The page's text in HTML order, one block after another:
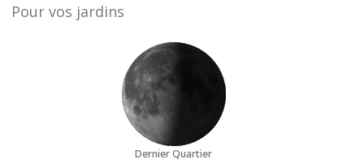
Pour vos jardins
Dernier Quartier